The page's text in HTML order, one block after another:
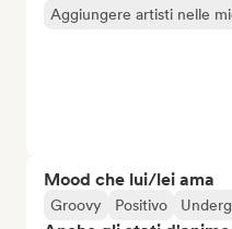
Aggiungere artisti nelle
Mood che lui/lei ama
Groovy Positivo